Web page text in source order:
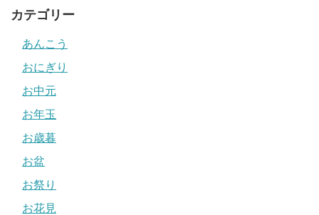
カテゴリー
あんこう
おにぎり
お中元
お年玉
お歳暮
お盆
お祭り
お花見